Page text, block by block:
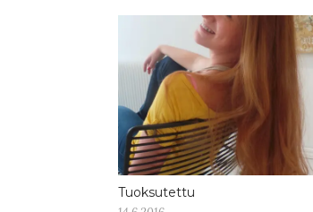
Tuoksutettu